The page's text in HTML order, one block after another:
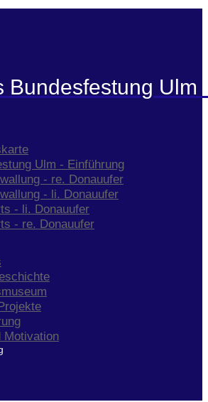
Bundesfestung Ulm
Ulm - Einführung
- re. Donauufer
- li. Donauufer
- li. Donauufer
- re. Donauufer
Motivation